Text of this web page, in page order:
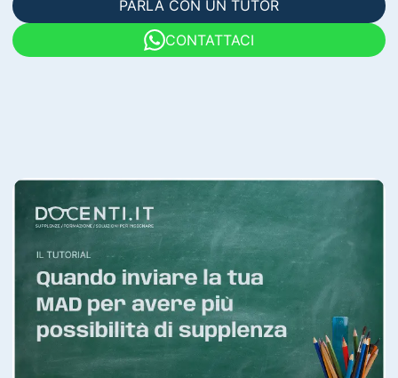
PARLA CON UN TUTOR
CONTATTACI